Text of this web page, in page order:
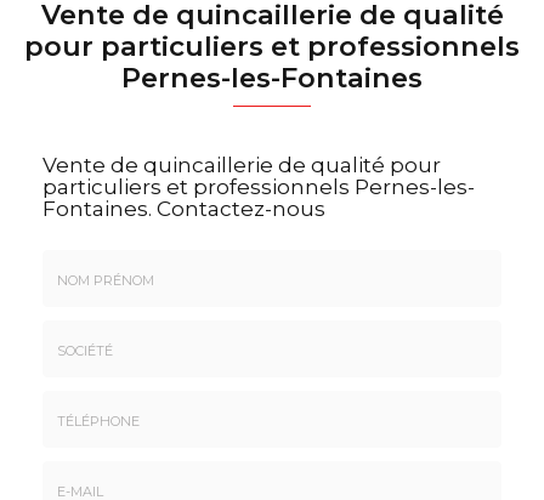
Vente de quincaillerie de qualité
pour particuliers et professionnels
Pernes-les-Fontaines
Vente de quincaillerie de qualité pour
particuliers et professionnels Pernes-les-
Fontaines. Contactez-nous